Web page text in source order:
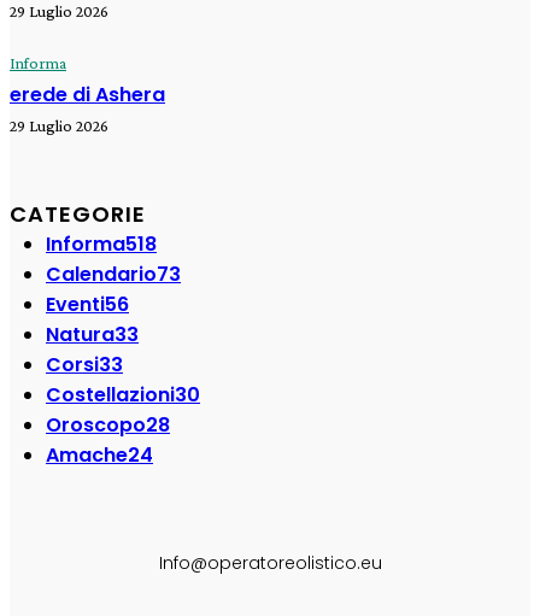
29 Luglio 2026
Informa
erede di Ashera
29 Luglio 2026
CATEGORIE
Informa518
Calendario73
Eventi56
Natura33
Corsi33
Costellazioni30
Oroscopo28
Amache24
Info@operatoreolistico.eu